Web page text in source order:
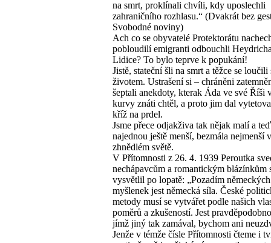
na smrt, proklínali chvíli, kdy uposlechli
zahraničního rozhlasu.“ (Dvakrát bez
Svobodné noviny)
Ach co se obyvatelé Protektorátu
pobloudilí emigranti odbouchli
Lidice? To bylo teprve k popukání!
Jistě, stateční šli na smrt a těžce se loučili
životem. Ustrašení si – chráněni
šeptali anekdoty, kterak Áda ve své Říši
kurvy znáti chtěl, a proto jim dal
kříž na prdel.
Jsme přece odjakživa tak nějak malí a
najednou ještě menší, bezmála nejmenší
zhnědlém světě.
V Přítomnosti z 26. 4. 1939 Peroutka
nechápavcům a romantickým blázínkům
vysvětlil po lopatě: „Pozadím německých
myšlenek jest německá síla. České
metody musí se vytvářet podle našich
poměrů a zkušeností. Jest
jímž jiný tak zamával, bychom ani
Jenže v témže čísle Přítomnosti čteme i